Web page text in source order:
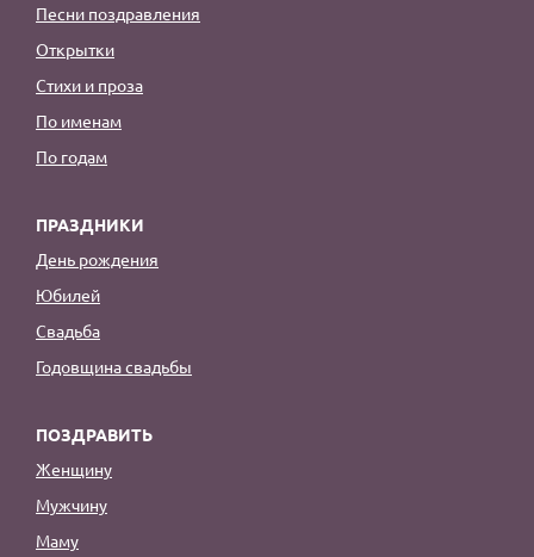
Песни поздравления
Открытки
Стихи и проза
По именам
По годам
ПРАЗДНИКИ
День рождения
Юбилей
Свадьба
Годовщина свадьбы
ПОЗДРАВИТЬ
Женщину
Мужчину
Маму